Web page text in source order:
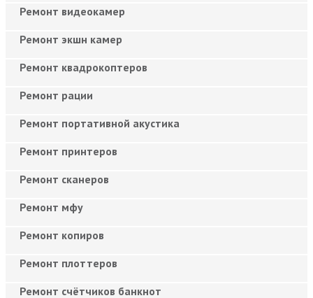
Ремонт видеокамер
Ремонт экшн камер
Ремонт квадрокоптеров
Ремонт рации
Ремонт портативной акустика
Ремонт принтеров
Ремонт сканеров
Ремонт мфу
Ремонт копиров
Ремонт плоттеров
Ремонт счётчиков банкнот